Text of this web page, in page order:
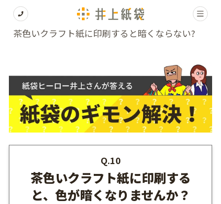
茶色いクラフト紙に印刷すると暗くならない?
Q.10
茶色いクラフト紙に印刷する
と、色が暗くなりませんか？